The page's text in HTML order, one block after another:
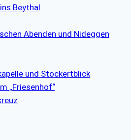
Beythal
Abenden und Nideggen
und Stockertblick
„Friesenhof“